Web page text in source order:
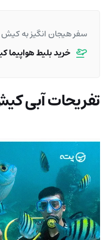
سفر هیجان انگیز به کیش
خرید بلیط هواپیما
تفریحات آبی